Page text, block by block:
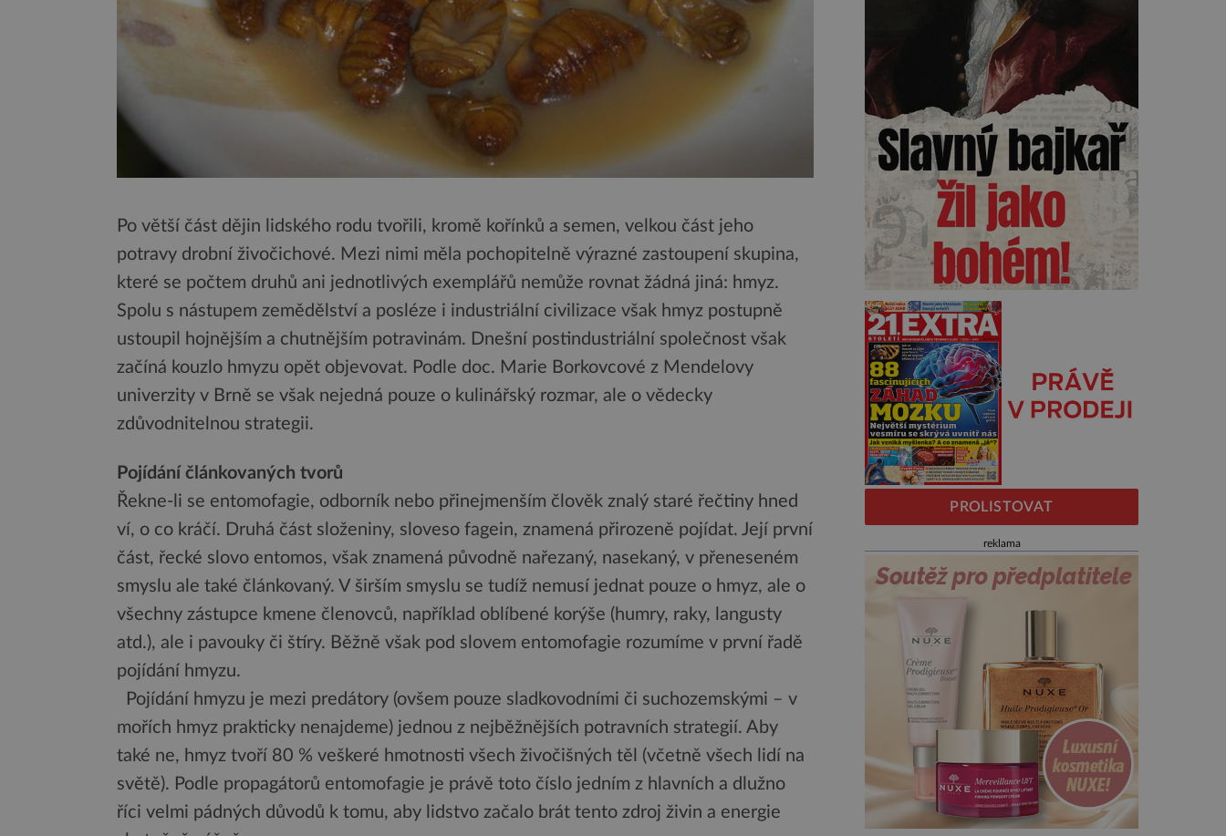
Po větší část dějin lidského rodu tvořili, kromě kořínků a semen, velkou část jeho
potravy drobní živočichové. Mezi nimi měla pochopitelně výrazné zastoupení skupina,
které se počtem druhů ani jednotlivých exemplářů nemůže rovnat žádná jiná: hmyz.
Spolu s nástupem zemědělství a posléze i industriální civilizace však hmyz postupně
ustoupil hojnějším a chutnějším potravinám. Dnešní postindustriální společnost však
začíná kouzlo hmyzu opět objevovat. Podle doc. Marie Borkovcové z Mendelovy
univerzity v Brně se však nejedná pouze o kulinářský rozmar, ale o vědecky
zdůvodnitelnou strategii.
Pojídání článkovaných tvorů
Řekne-li se entomofagie, odborník nebo přinejmenším člověk znalý staré řečtiny hned
ví, o co kráčí. Druhá část složeniny, sloveso fagein, znamená přirozeně pojídat. Její první
část, řecké slovo entomos, však znamená původně nařezaný, nasekaný, v přeneseném
smyslu ale také článkovaný. V širším smyslu se tudíž nemusí jednat pouze o hmyz, ale o
všechny zástupce kmene členovců, například oblíbené korýše (humry, raky, langusty
atd.), ale i pavouky či štíry. Běžně však pod slovem entomofagie rozumíme v první řadě
pojídání hmyzu.
Pojídání hmyzu je mezi predátory (ovšem pouze sladkovodními či suchozemskými – v
mořích hmyz prakticky nenajdeme) jednou z nejběžnějších potravních strategií. Aby
také ne, hmyz tvoří 80 % veškeré hmotnosti všech živočišných těl (včetně všech lidí na
světě). Podle propagátorů entomofagie je právě toto číslo jedním z hlavních a dlužno
říci velmi pádných důvodů k tomu, aby lidstvo začalo brát tento zdroj živin a energie
PROLISTOVAT
reklama